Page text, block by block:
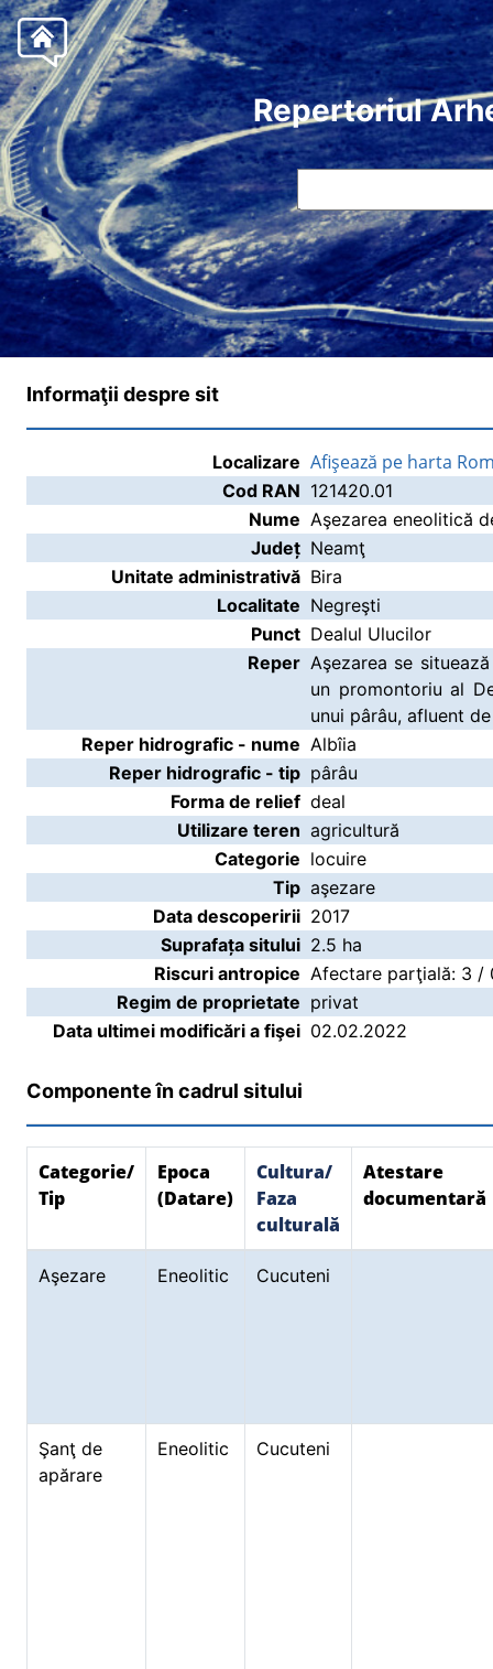
Repertoriul
Informaţii despre sit
Localizare Afişează pe harta
Cod RAN 121420.01
Nume Aşezarea eneolitică
Județ Neamţ
Unitate administrativă Bira
Localitate Negreşti
Punct Dealul Ulucilor
Reper Aşezarea se
un promontoriu al
unui pârâu, afluent
Reper hidrografic - nume Albîia
Reper hidrografic - tip pârâu
Forma de relief deal
Utilizare teren agricultură
Categorie locuire
Tip aşezare
Data descoperirii 2017
Suprafața sitului 2.5 ha
Riscuri antropice Afectare parţială: 3 /
Regim de proprietate privat
Data ultimei modificări a fişei 02.02.2022
Componente în cadrul sitului
Categorie/
Tip
Epoca
(Datare)
Cultura/
Faza
culturală
Atestare
documentară
Aşezare Eneolitic Cucuteni
Şanţ de
apărare
Eneolitic Cucuteni